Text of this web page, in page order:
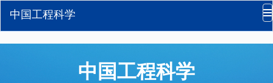
中国工程科学
中国工程科学